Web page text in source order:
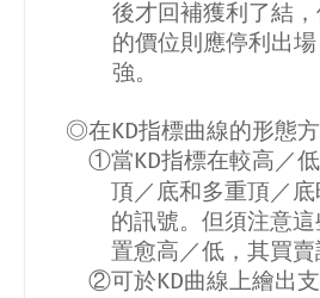
後才回補獲利了結
的價位則應停利出
強。
◎在KD指標曲線的形態方
①當KD指標在較高／
頂／底和多重頂／底
的訊號。但須注意
置愈高／低，其買賣
②可於KD曲線上繪出